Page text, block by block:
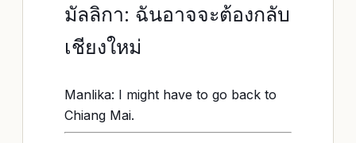
มัลลิกา: ฉันอาจจะต้องกลับ
เชียงใหม่
Manlika: I might have to go back to
Chiang Mai.